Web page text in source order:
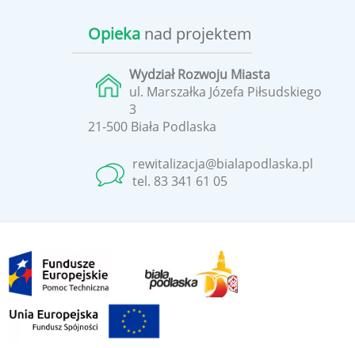
Opieka nad projektem
Wydział Rozwoju Miasta
ul. Marszałka Józefa Piłsudskiego
3
21-500 Biała Podlaska
rewitalizacja@bialapodlaska.pl
tel. 83 341 61 05